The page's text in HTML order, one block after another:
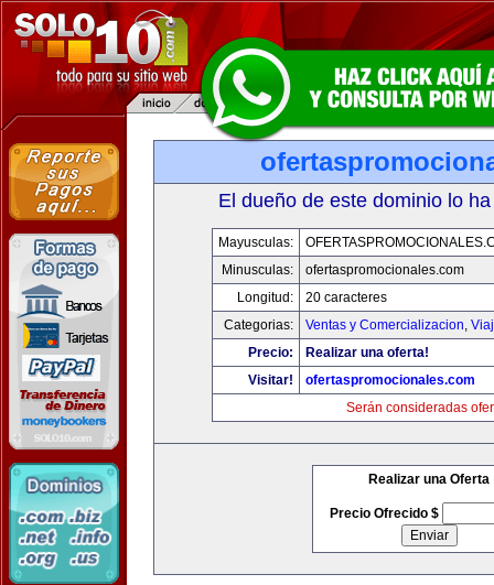
El dueño de este dominio lo
Mayusculas:
Minusculas:
ofertaspromocionales.com
Longitud:
20 caracteres
Categorias:
Ventas y Comercializacion,
Precio:
Realizar una oferta!
Visitar!
ofertaspromocionales.com
Serán consideradas
Realizar una Oferta
Precio Ofrecido $